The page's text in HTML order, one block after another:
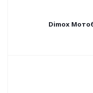
Dimox